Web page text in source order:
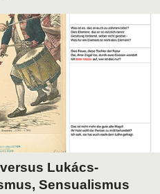
Lukács-
Sensualismus